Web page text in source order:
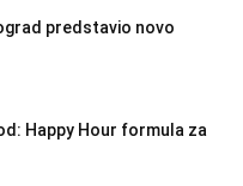
predstavio novo
Happy Hour formula za